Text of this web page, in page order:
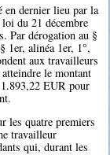
en dernier lieu par la
du 21 décembre
Par dérogation au §
1er, alinéa 1er, 1°,
aux travailleurs
le montant
EUR pour
les quatre premiers
travailleur
qui, durant les